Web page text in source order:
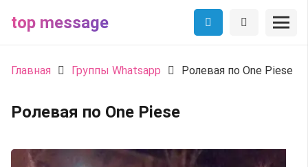
top message
Главная Группы Whatsapp Ролевая по One Piese
Ролевая по One Piese